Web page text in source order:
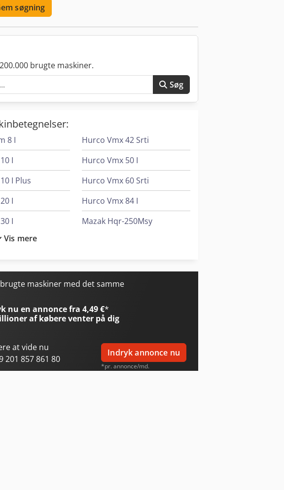
søgning
brugte maskiner.
Søg
8 I
I
I Plus
I
I
24 I
30 Ui
I
Hurco Vmx 42 Srti
Hurco Vmx 50 I
Hurco Vmx 60 Srti
Hurco Vmx 84 I
Mazak Hqr-250Msy
Vis mere
maskiner med det samme
nu en annonce fra 4,49 €*
af købereventer på dig
at vide nu
201 857 861 80
Indryk annonce nu
*pr. annonce/md.